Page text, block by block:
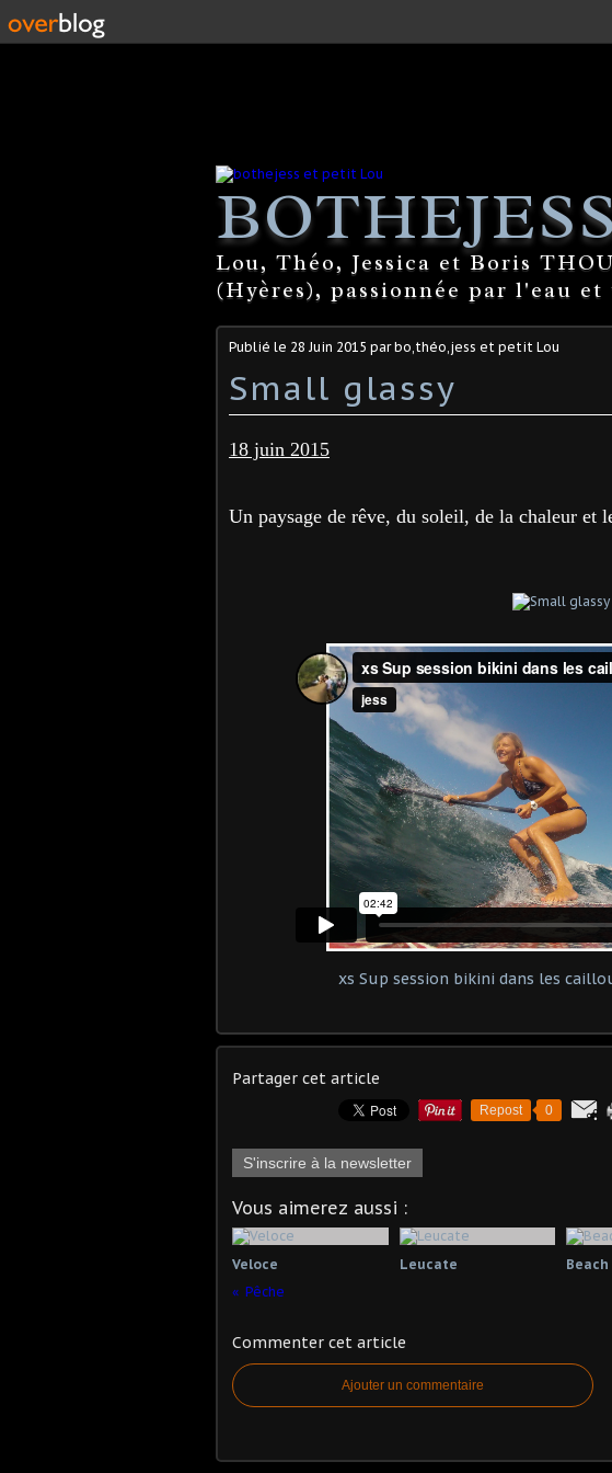
Lou, Théo, Jessica et Boris
(Hyères), passionnée par l'eau
Publié le 28 Juin 2015 par bo,théo,jess et petit Lou
Small glassy
18 juin 2015
Un paysage de rêve, du soleil, de la chaleur et
xs Sup session bikini dans les
Partager cet article
Repost 0
S'inscrire à la newsletter
Vous aimerez aussi :
Veloce Leucate
Pêche
Commenter cet article
Ajouter un commentaire